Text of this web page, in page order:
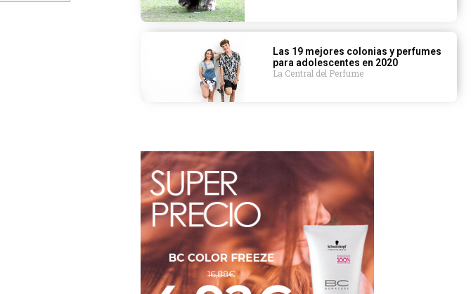
Las 19 mejores colonias y perfumes
para adolescentes en 2020
La Central del Perfume